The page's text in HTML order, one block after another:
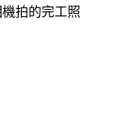
拍的完工照